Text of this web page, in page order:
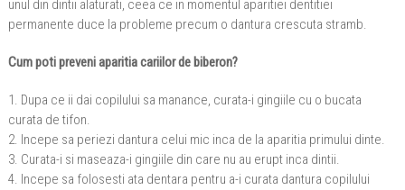
unul din dintii alaturati, ceea ce in momentul aparitiei dentitiei
permanente duce la probleme precum o dantura crescuta stramb.
Cum poti preveni aparitia cariilor de biberon?
1. Dupa ce ii dai copilului sa manance, curata-i gingiile cu o bucata
curata de tifon.
2. Incepe sa periezi dantura celui mic inca de la aparitia primului dinte.
3. Curata-i si maseaza-i gingiile din care nu au erupt inca dintii.
4. Incepe sa folosesti ata dentara pentru a-i curata dantura copilului